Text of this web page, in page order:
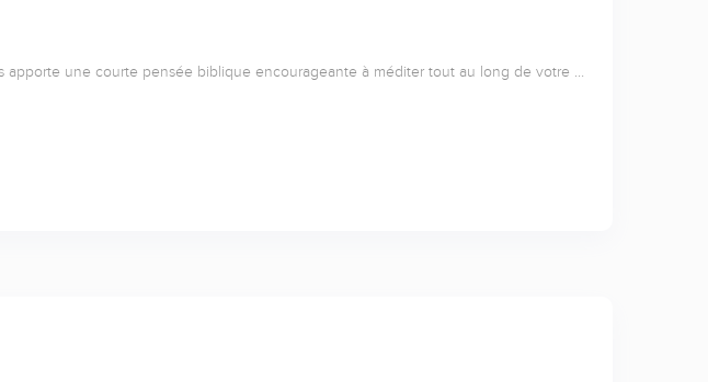
apporte une courte pensée biblique encourageante à méditer tout au long de votre …